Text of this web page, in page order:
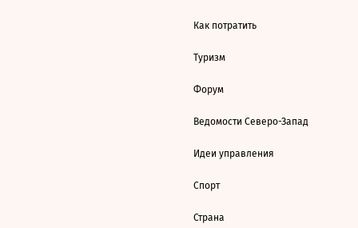
Как потратить
Туризм
Форум
Ведомости Северо-Запад
Идеи управления
Спорт
Страна